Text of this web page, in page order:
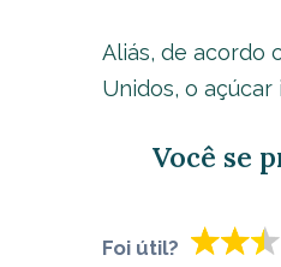
Aliás, de acordo
Unidos, o
Você se
Foi útil?